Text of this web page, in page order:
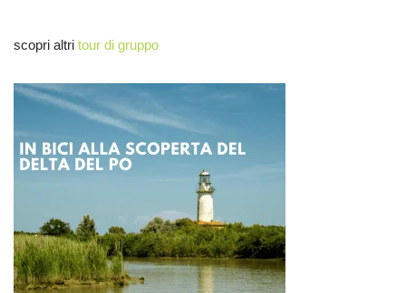
scopri altri tour di gruppo